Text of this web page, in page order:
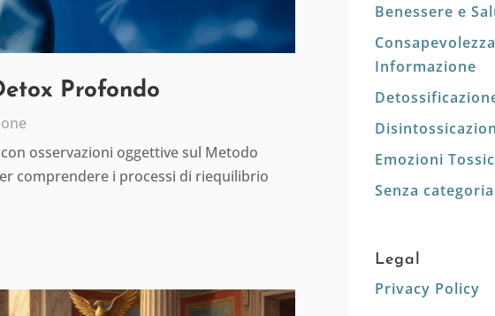
Profondo
osservazioni oggettive sul Metodo
comprendere i processi di riequilibrio
Benessere e
Informazione
Emozioni
Senza categoria
Legal
Privacy Policy